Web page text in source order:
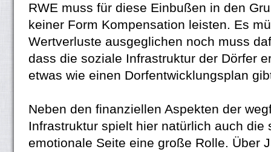
RWE muss für diese Einbußen in den
keiner Form Kompensation leisten. Es
Wertverluste ausgeglichen noch muss
dass die soziale Infrastruktur der Dörfer
etwas wie einen Dorfentwicklungsplan
Neben den finanziellen Aspekten der
Infrastruktur spielt hier natürlich auch die
emotionale Seite eine große Rolle. Über